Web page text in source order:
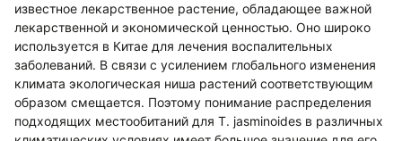
известное лекарственное растение, обладающее важной
лекарственной и экономической ценностью. Оно широко
используется в Китае для лечения воспалительных
заболеваний. В связи с усилением глобального изменения
климата экологическая ниша растений соответствующим
образом смещается. Поэтому понимание распределения
подходящих местообитаний для T. jasminoides в различных